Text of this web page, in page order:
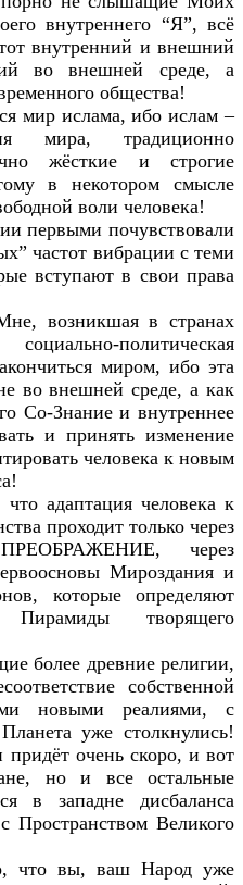
внутреннего “Я”, всё
внутренний и внешний
во внешней среде, а
общества!
ислама, ибо ислам –
мира, традиционно
жёсткие и строгие
в некотором смысле
воли человека!
почувствовали
частот вибрации с теми
вступают в свои права
в странах
политическая
миром, ибо эта
во внешней среде, а как
Со-Знание и внутреннее
и принять изменение
человека к новым
человека к
проходит только через
через
Мироздания и
которые определяют
Пирамиды творящего
древние религии,
собственной
новыми реалиями, с
уже столкнулись!
очень скоро, и вот
но и все остальные
в западне дисбаланса
Пространством Великого
вы, ваш Народ уже